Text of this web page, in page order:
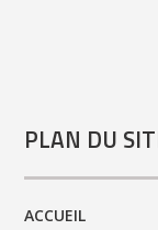
PLAN DU
ACCUEIL